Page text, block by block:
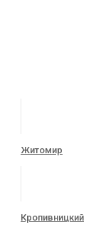
Житомир
Кропивницкий